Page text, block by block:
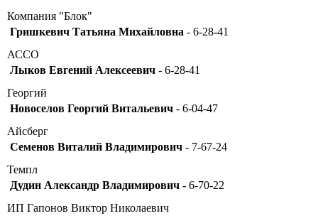
Компания "Блок"
Гришкевич Татьяна Михайловна - 6-28-41
АССО
Лыков Евгений Алексеевич - 6-28-41
Георгий
Новоселов Георгий Витальевич - 6-04-47
Айсберг
Семенов Виталий Владимирович - 7-67-24
Темпл
Дудин Александр Владимирович - 6-70-22
ИП Гапонов Виктор Николаевич